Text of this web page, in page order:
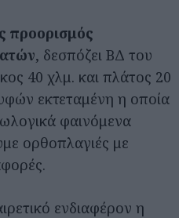
προορισμός
, δεσπόζει ΒΔ του
40 χλμ. και πλάτος 20
εκτεταμένη η οποία
φαινόμενα
ορθοπλαγιές με
ενδιαφέρον η